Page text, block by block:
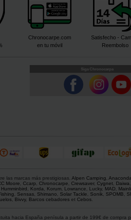
Chronocarpe.com
en tu móvil
Satisfecho -
Reembolso
Siga Chronocarpa
las marcas más prestigiosas. Alpen Camping Anaconda
Moore Ccarp Chronocarpe Crewsaver, Cygnet, Daiwa
Humminbird Korda Korum Lowrance Lucky, MAD
Sensas Shimano Solar Tackle Sonik SPOMB
Bivvy, Barcos cebadores et Cebos
hacia España penísula a partir de 199€ de compra